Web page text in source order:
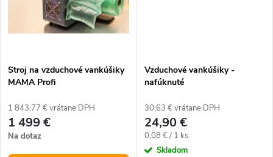
v
v
Stroj na vzduchové vankúšiky
MAMA Profi
1 843,77 € vrátane DPH
1 499 €
Na dotaz
Vzduchové vankúšiky -
nafúknuté
30,63 € vrátane DPH
24,90 €
Jednotková
cena:
0,08 € / 1 ks
Skladom